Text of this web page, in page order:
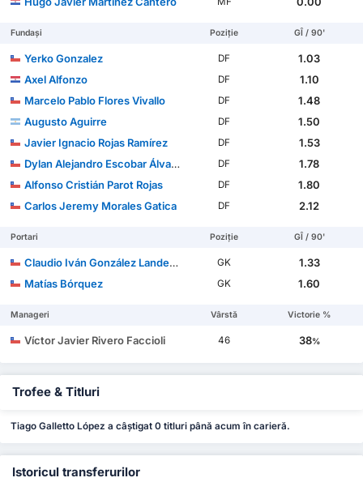
Fundași Poziție GÎ / 90'
Yerko Gonzalez DF
1.03
Axel Alfonzo
DF
1.10
Marcelo Pablo Flores Vivallo
DF
1.48
Augusto Aguirre
DF
1.50
Javier Ignacio Rojas Ramírez
DF
1.53
Dylan Alejandro Escobar Álvarez
DF
1.78
Alfonso Cristián Parot Rojas
DF
1.80
Carlos Jeremy Morales Gatica
DF 2.12
Portari Poziție GÎ / 90'
Claudio Iván González Landeros GK
1.33
Matías Bórquez
GK 1.60
Manageri Vârstă Victorie %
Víctor Javier Rivero Faccioli 46 38%
Trofee & Titluri
Tiago Galletto López a câștigat 0 titluri până acum în carieră.
Istoricul transferurilor